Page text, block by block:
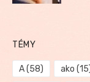
TÉMY
A(58) ako